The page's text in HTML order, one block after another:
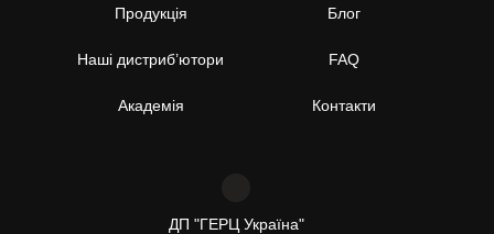
Продукція
Наші дистриб’ютори
Академія
Блог
FAQ
Контакти
ДП "ГЕРЦ Україна"